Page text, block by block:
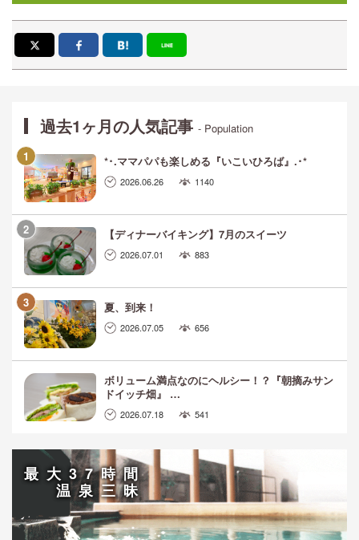
過去1ヶ月の人気記事- Population
*･.ママパパも楽しめる『いこいひろば』.･*
2026.06.26 1140
【ディナーバイキング】7月のスイーツ
2026.07.01 883
夏、到来！
2026.07.05 656
ボリューム満点なのにヘルシー！？『朝摘みサン
ドイッチ畑』 …
2026.07.18 541
最大37時間
温泉三昧